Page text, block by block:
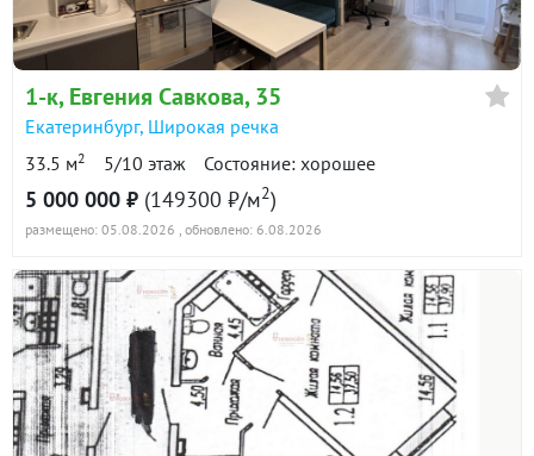
в продаже 146100 ₽/м²
Показать всю историю: 30 предложений →
1-к, Евгения Савкова, 35
Екатеринбург, Широкая речка
33.5 м2 5/10 этаж Состояние: хорошее
5 000 000 ₽ (149300 ₽/м2)
размещено: 05.08.2026 , обновлено: 6.08.2026